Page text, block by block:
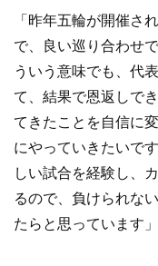
「昨年五輪が開催さ
で、良い巡り合わせ
ういう意味でも、代
て、結果で恩返しで
てきたことを自信に
にやっていきたいで
しい試合を経験し、
るので、負けられな
たらと思っています」